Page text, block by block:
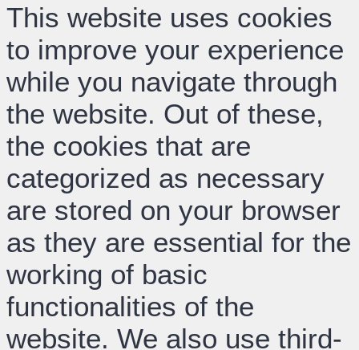
This website uses cookies
to improve your experience
while you navigate through
the website. Out of these,
the cookies that are
categorized as necessary
are stored on your browser
as they are essential for the
working of basic
functionalities of the
website. We also use third-